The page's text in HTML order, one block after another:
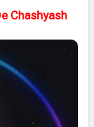
Chashyash